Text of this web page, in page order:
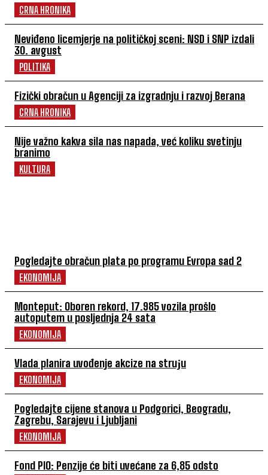
CRNA HRONIKA
Neviđeno licemjerje na političkoj sceni: NSD i SNP izdali
30. avgust
POLITIKA
Fizički obračun u Agenciji za izgradnju i razvoj Berana
CRNA HRONIKA
Nije važno kakva sila nas napada, već koliku svetinju
branimo
KULTURA
Pogledajte obračun plata po programu Evropa sad 2
EKONOMIJA
Monteput: Oboren rekord, 17.985 vozila prošlo
autoputem u posljednja 24 sata
EKONOMIJA
Vlada planira uvođenje akcize na struјu
EKONOMIJA
Pogledajte cijene stanova u Podgorici, Beogradu,
Zagrebu, Sarajevu i Ljubljani
EKONOMIJA
Fond PIO: Penzije će biti uvećane za 6,85 odsto